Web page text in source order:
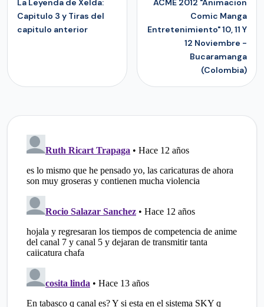
La Leyenda de Xelda:
Capitulo 3 y Tiras del
capitulo anterior
ACME 2012 "Animacion
Comic Manga
Entretenimiento" 10, 11 Y
12 Noviembre -
Bucaramanga
(Colombia)